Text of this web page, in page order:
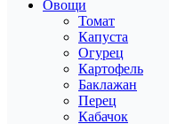
Овощи
Томат
Капуста
Огурец
Картофель
Баклажан
Перец
Кабачок